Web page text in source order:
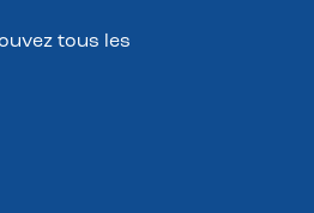
tous les